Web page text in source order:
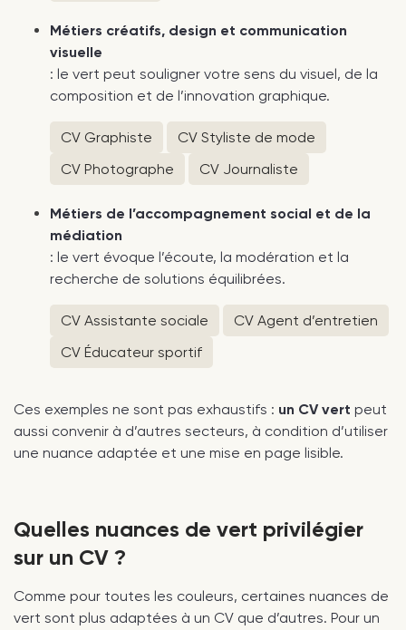
Métiers créatifs, design et communication
visuelle
: le vert peut souligner votre sens du visuel, de la
composition et de l’innovation graphique.
CV Graphiste
CV Styliste de mode
CV Photographe
CV Journaliste
Métiers de l’accompagnement social et de la
médiation
: le vert évoque l’écoute, la modération et la
recherche de solutions équilibrées.
CV Assistante sociale
CV Agent d’entretien
CV Éducateur sportif
Ces exemples ne sont pas exhaustifs : un CV vert peut
aussi convenir à d’autres secteurs, à condition d’utiliser
une nuance adaptée et une mise en page lisible.
Quelles nuances de vert privilégier
sur un CV ?
Comme pour toutes les couleurs, certaines nuances de
vert sont plus adaptées à un CV que d’autres. Pour un